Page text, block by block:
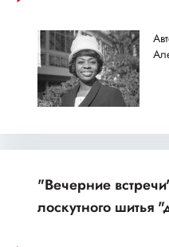
"Вечерние
лоскутного шитья